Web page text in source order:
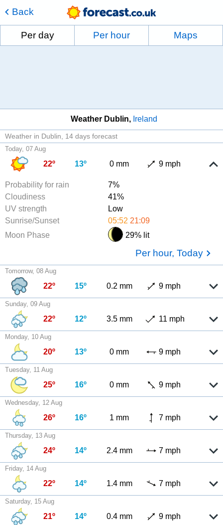
Back
Per day Per hour Maps
Weather Dublin Ireland
Weather in Dublin 14 days forecast
Today, 07 Aug
22º 13º 0 mm 9 mph
Probability for rain
7%
Cloudiness
41%
UV strength
Low
Sunrise/Sunset
05:52 21:09
Moon Phase
29% lit
Per hour, Today
Tomorrow, 08 Aug
22º 15º 0.2 mm 9 mph
Sunday, 09 Aug
22º 12º 3.5 mm 11 mph
Monday, 10 Aug
20º 13º 0 mm 9 mph
Tuesday, 11 Aug
25º 16º 0 mm 9 mph
Wednesday, 12 Aug
26º 16º 1 mm 7 mph
Thursday, 13 Aug
24º 14º 2.4 mm 7 mph
Friday, 14 Aug
22º 14º 1.4 mm 7 mph
Saturday, 15 Aug
21º 14º 0.4 mm 9 mph